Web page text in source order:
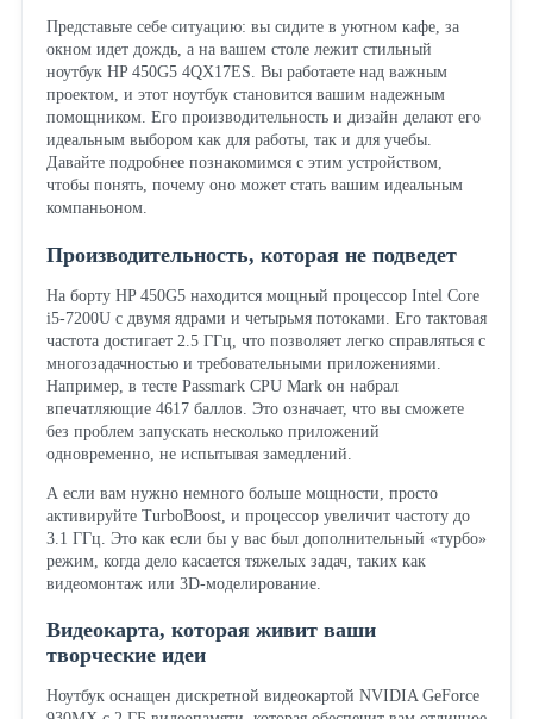
Представьте себе ситуацию: вы сидите в уютном кафе, за
окном идет дождь, а на вашем столе лежит стильный
ноутбук HP 450G5 4QX17ES. Вы работаете над важным
проектом, и этот ноутбук становится вашим надежным
помощником. Его производительность и дизайн делают его
идеальным выбором как для работы, так и для учебы.
Давайте подробнее познакомимся с этим устройством,
чтобы понять, почему оно может стать вашим идеальным
компаньоном.
Производительность, которая не подведет
На борту HP 450G5 находится мощный процессор Intel Core
i5-7200U с двумя ядрами и четырьмя потоками. Его тактовая
частота достигает 2.5 ГГц, что позволяет легко справляться с
многозадачностью и требовательными приложениями.
Например, в тесте Passmark CPU Mark он набрал
впечатляющие 4617 баллов. Это означает, что вы сможете
без проблем запускать несколько приложений
одновременно, не испытывая замедлений.
А если вам нужно немного больше мощности, просто
активируйте TurboBoost, и процессор увеличит частоту до
3.1 ГГц. Это как если бы у вас был дополнительный «турбо»
режим, когда дело касается тяжелых задач, таких как
видеомонтаж или 3D-моделирование.
Видеокарта, которая живит ваши
творческие идеи
Ноутбук оснащен дискретной видеокартой NVIDIA GeForce